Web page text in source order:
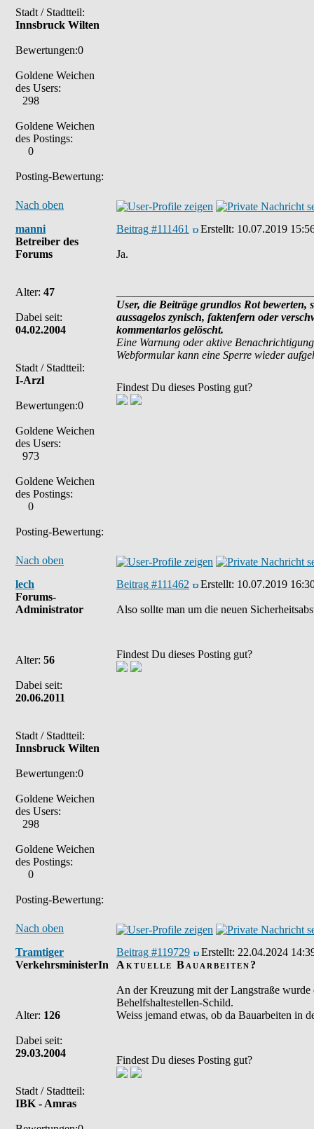
Stadt / Stadtteil:
Innsbruck Wilten
Bewertungen:0
Goldene Weichen
des Users:
298
Goldene Weichen
des Postings:
0
Posting-Bewertung:
Nach oben
manni
Betreiber des
Forums
Alter: 47
Dabei seit:
04.02.2004
Stadt / Stadtteil:
I-Arzl
Bewertungen:0
Goldene Weichen
des Users:
973
Goldene Weichen
des Postings:
0
Posting-Bewertung:
Beitrag #111461 Erstellt: 10.07.2019
Ja.
User, die Beiträge grundlos Rot
aussagelos zynisch, faktenfern oder
kommentarlos gelöscht.
Eine Warnung oder aktive
Webformular kann eine Sperre wieder
Findest Du dieses Posting gut?
Nach oben
lech
Forums-
Administrator
Alter: 56
Dabei seit:
20.06.2011
Stadt / Stadtteil:
Innsbruck Wilten
Bewertungen:0
Goldene Weichen
des Users:
298
Goldene Weichen
des Postings:
0
Posting-Bewertung:
Beitrag #111462 Erstellt: 10.07.2019
Also sollte man um die neuen
Findest Du dieses Posting gut?
Nach oben
Tramtiger
VerkehrsministerIn
Alter: 126
Dabei seit:
29.03.2004
Stadt / Stadtteil:
IBK - Amras
Beitrag #119729 Erstellt: 22.04.2024
Aktuelle Bauarbeiten?
An der Kreuzung mit der Langstraße
Behelfshaltestellen-Schild.
Weiss jemand etwas, ob da Bauarbeiten in
Findest Du dieses Posting gut?